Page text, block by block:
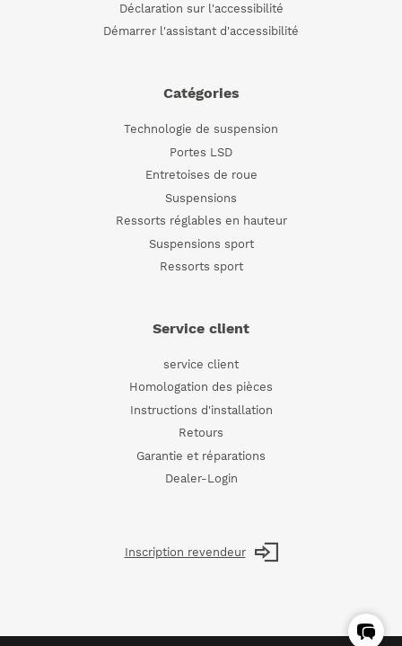
Déclaration sur l'accessibilité
Démarrer l'assistant d'accessibilité
Catégories
Technologie de suspension
Portes LSD
Entretoises de roue
Suspensions
Ressorts réglables en hauteur
Suspensions sport
Ressorts sport
Service client
service client
Homologation des pièces
Instructions d'installation
Retours
Garantie et réparations
Dealer-Login
Inscription revendeur